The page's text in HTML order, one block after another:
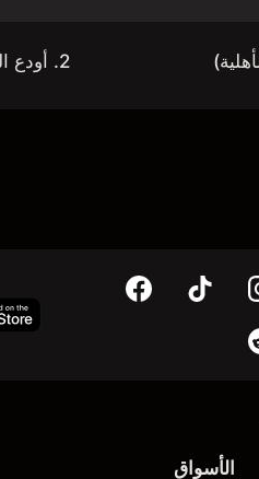
2. أودع الأموال بالشروط التي تناسبك
الأسواق